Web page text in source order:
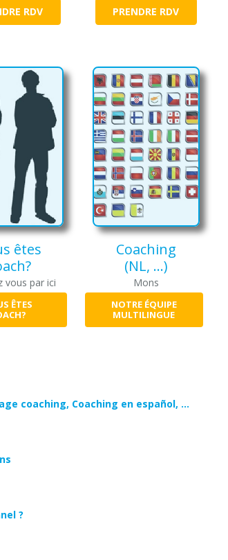
RDV
PRENDRE RDV
êtes
vous par ici
ÊTES
Coaching
(NL, ...)
Mons
NOTRE ÉQUIPE
MULTILINGUE
coaching, Coaching en español, …
?